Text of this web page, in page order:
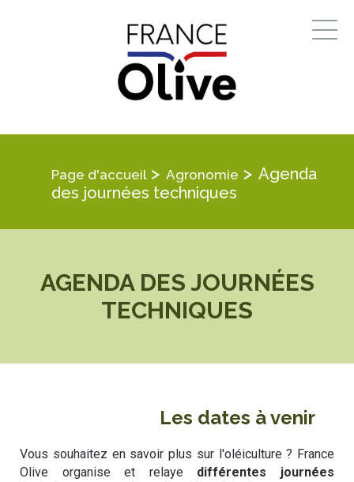
Page d'accueil > Agronomie > Agenda
des journées techniques
AGENDA DES JOURNÉES
TECHNIQUES
Les dates à venir
Vous souhaitez en savoir plus sur l'oléiculture ? France
Olive organise et relaye différentes journées